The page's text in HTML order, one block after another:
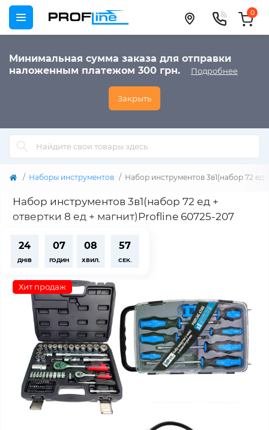
Минимальная сумма заказа для отправки
наложенным платежом 300 грн.
Подробнее
Закрыть
0
Наборы инструментов Набор инструментов 3в1(набор 72 ед
Набор инструментов 3в1(набор 72 ед +
отвертки 8 ед + магнит)Profline 60725-207
24
ДНІВ
07
ГОДИН
08
ХВИЛ.
56
СЕК.
Хит продаж